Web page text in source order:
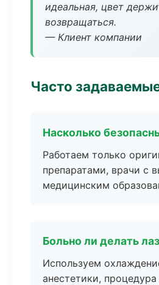
идеальная, цвет
возвращаться.
— Клиент компании
Часто
Насколько
Работаем только
препаратами, врачи с
медицинским
Больно ли делать
Используем
анестетики,